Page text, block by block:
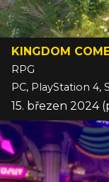
KINGDOM
RPG
PC, PlayStation 4,
15. březen 2024